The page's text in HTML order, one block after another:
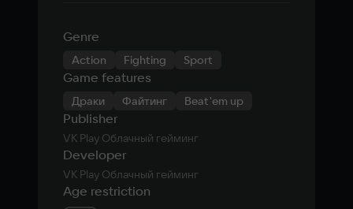
Genre
Action Fighting Sport
Game features
Драки Файтинг Beat'em up
Publisher
VK Play Облачный гейминг
Developer
VK Play Облачный гейминг
Age restriction